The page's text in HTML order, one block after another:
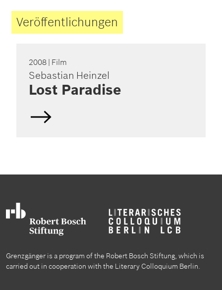
Veröffentlichungen
2008 | Film
Sebastian Heinzel
Lost Paradise
Grenzgänger is a program of the Robert Bosch Stiftung, which is
carried out in cooperation with the Literary Colloquium Berlin.